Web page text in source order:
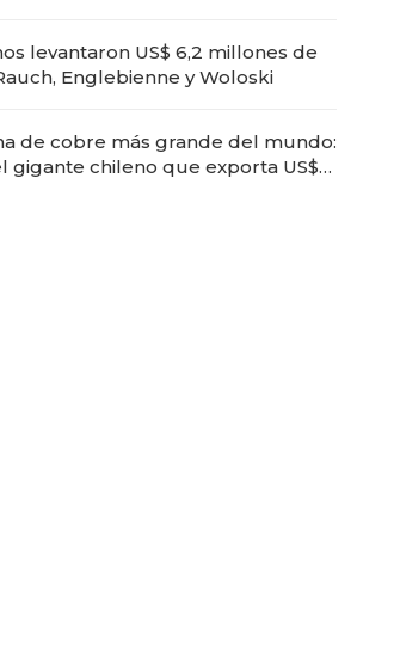
levantaron US$ 6,2 millones de
Englebienne y Woloski
de cobre más grande del mundo:
gigante chileno que exporta US$